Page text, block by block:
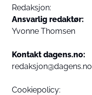
Redaksjon:
Ansvarlig redaktør:
Yvonne Thomsen
Kontakt dagens.no:
redaksjon@dagens.no
Cookiepolicy: